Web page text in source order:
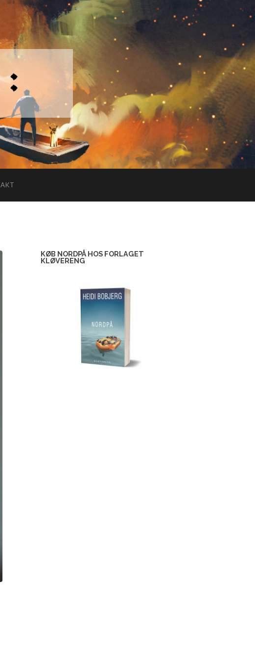
KØB NORDPÅ HOS FORLAGET
KLØVERENG